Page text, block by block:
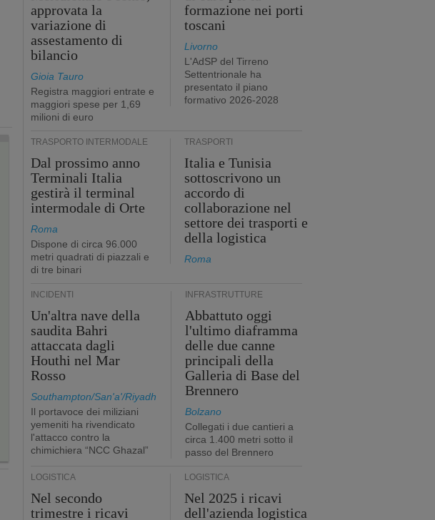
approvata la
variazione di
assestamento di
bilancio
Gioia Tauro
Registra maggiori entrate e
maggiori spese per 1,69
milioni di euro
formazione nei porti
toscani
Livorno
L'AdSP del Tirreno
Settentrionale ha
presentato il piano
formativo 2026-2028
TRASPORTO INTERMODALE
Dal prossimo anno
Terminali Italia
gestirà il terminal
intermodale di Orte
Roma
Dispone di circa 96.000
metri quadrati di piazzali e
di tre binari
TRASPORTI
Italia e Tunisia
sottoscrivono un
accordo di
collaborazione nel
settore dei trasporti e
della logistica
Roma
INCIDENTI
Un'altra nave della
saudita Bahri
attaccata dagli
Houthi nel Mar
Rosso
Southampton/San'a'/Riyadh
Il portavoce dei miliziani
yemeniti ha rivendicato
l'attacco contro la
chimichiera “NCC Ghazal”
INFRASTRUTTURE
Abbattuto oggi
l'ultimo diaframma
delle due canne
principali della
Galleria di Base del
Brennero
Bolzano
Collegati i due cantieri a
circa 1.400 metri sotto il
passo del Brennero
LOGISTICA
Nel secondo
trimestre i ricavi
LOGISTICA
Nel 2025 i ricavi
dell'azienda logistica